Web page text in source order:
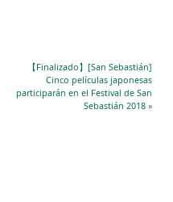
【Finalizado】[San Sebastián]
Cinco películas japonesas
participarán en el Festival de San
Sebastián 2018»